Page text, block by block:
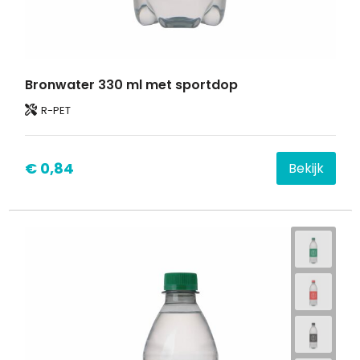
Bronwater 330 ml met sportdop
R-PET
€ 0,84 Bekijk